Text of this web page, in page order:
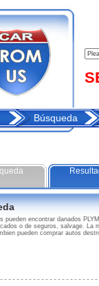
Búsqueda
pueden encontrar danados
o de seguros, salvage. La
pueden comprar autos